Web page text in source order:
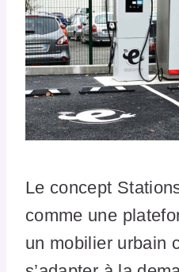
Le concept
comme une
un mobilier urbain